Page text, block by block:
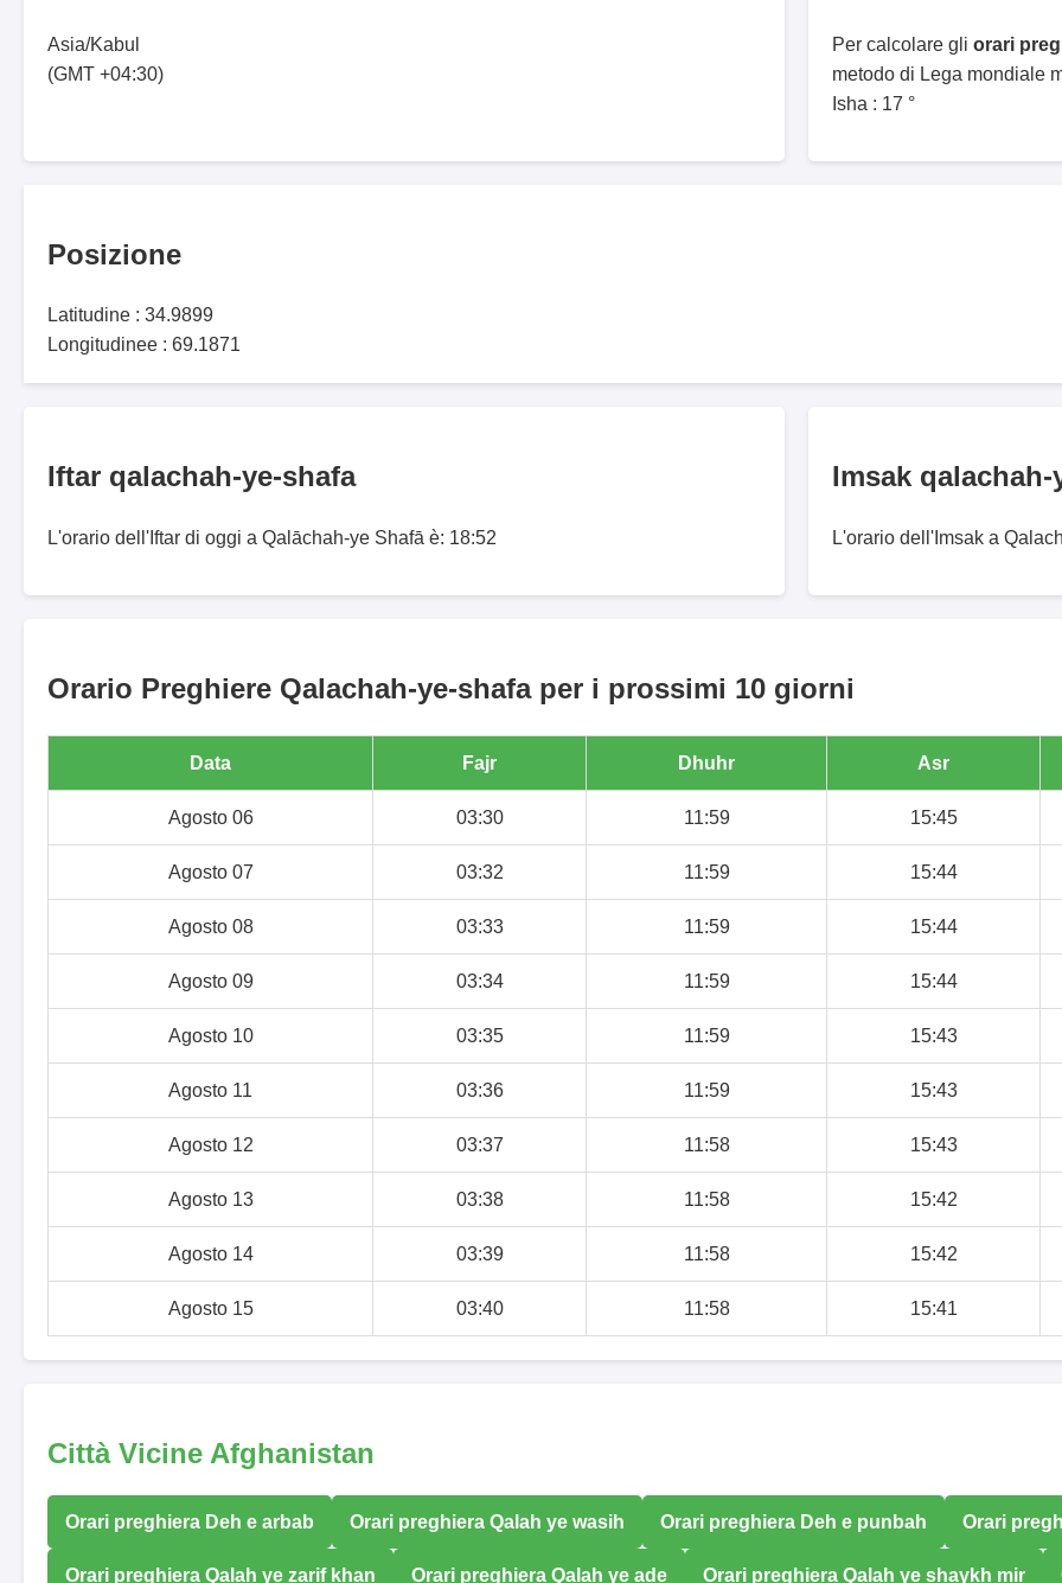
Asia/Kabul
(GMT +04:30)
Per calcolare gli orari
metodo di Lega mondiale
Isha : 17 °
Posizione
Latitudine : 34.9899
Longitudinee : 69.1871
Iftar qalachah-ye-shafa
L'orario dell'Iftar di oggi a Qalāchah-ye Shafā è: 18:52
Imsak qalachah-
L'orario dell'Imsak a
Orario Preghiere Qalachah-ye-shafa per i prossimi 10 giorni
Data Fajr Dhuhr Asr
Agosto 06 03:30 11:59 15:45
Agosto 07 03:32 11:59 15:44
Agosto 08 03:33 11:59 15:44
Agosto 09 03:34 11:59 15:44
Agosto 10 03:35 11:59 15:43
Agosto 11 03:36 11:59 15:43
Agosto 12 03:37 11:58 15:43
Agosto 13 03:38 11:58 15:42
Agosto 14 03:39 11:58 15:42
Agosto 15 03:40 11:58 15:41
Città Vicine Afghanistan
Orari preghiera Deh e arbab Orari preghiera Qalah ye wasih Orari preghiera Deh e punbah Orari
Orari preghiera Qalah ye zarif khan Orari preghiera Qalah ye ade Orari preghiera Qalah ye shaykh mir